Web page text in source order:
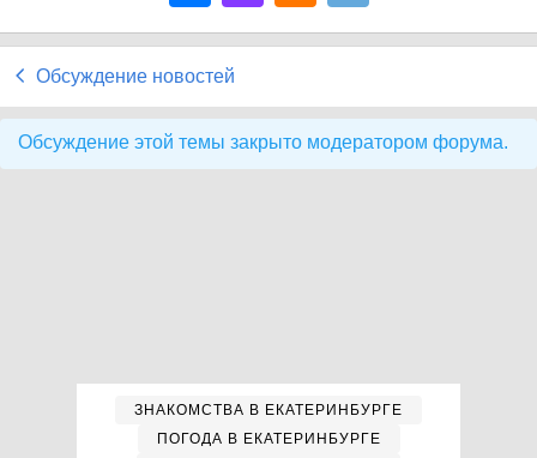
Обсуждение новостей
Обсуждение этой темы закрыто модератором форума.
ЗНАКОМСТВА В ЕКАТЕРИНБУРГЕ
ПОГОДА В ЕКАТЕРИНБУРГЕ